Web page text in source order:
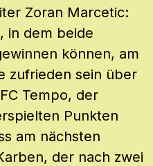
Zoran Marcetic:
in dem beide
können, am
zufrieden sein über
Tempo, der
Punkten
am nächsten
der nach zwei